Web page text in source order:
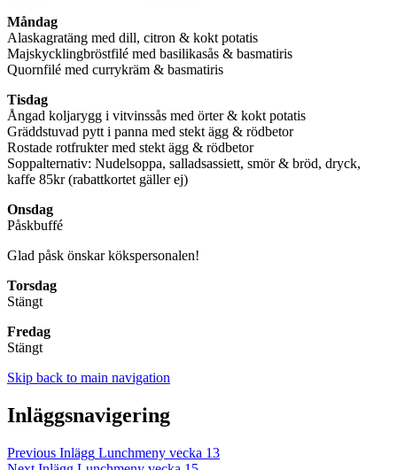
Måndag
Alaskagratäng med dill, citron & kokt potatis
Majskycklingbröstfilé med basilikasås & basmatiris
Quornfilé med currykräm & basmatiris
Tisdag
Ångad koljarygg i vitvinssås med örter & kokt potatis
Gräddstuvad pytt i panna med stekt ägg & rödbetor
Rostade rotfrukter med stekt ägg & rödbetor
Soppalternativ: Nudelsoppa, salladsassiett, smör & bröd, dryck,
kaffe 85kr (rabattkortet gäller ej)
Onsdag
Påskbuffé
Glad påsk önskar kökspersonalen!
Torsdag
Stängt
Fredag
Stängt
Skip back to main navigation
Inläggsnavigering
Previous Inlägg Lunchmeny vecka 13